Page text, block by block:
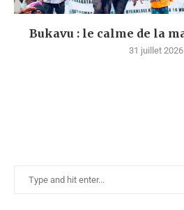
Bukavu : le calme de la
31 juillet 2026